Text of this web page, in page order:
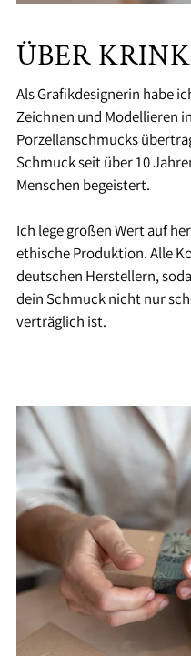
ÜBER
Als Grafikdesignerin habe
Zeichnen und Modellieren
Porzellanschmucks
Schmuck seit über 10
Menschen begeistert.
Ich lege großen Wert auf
ethische Produktion. Alle
deutschen Herstellern,
dein Schmuck nicht nur
verträglich ist.